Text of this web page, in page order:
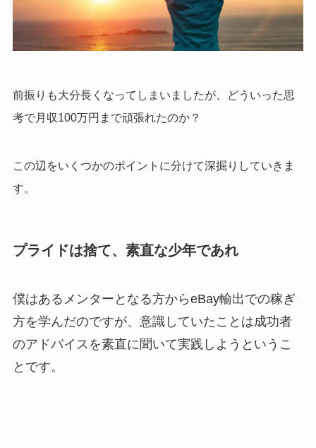
前振りも大分長くなってしまいましたが、どういった思
考で月収100万円まで頑張れたのか？
この辺をいくつかのポイントに分けて深掘りしていきま
す。
プライドは捨て、素直な少年であれ
僕はあるメンターとなる方からeBay輸出での稼ぎ
方を学んだのですが、意識していたことは成功者
のアドバイスを素直に聞いて実践しようというこ
とです。